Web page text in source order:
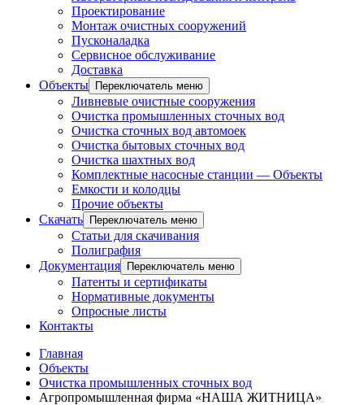
Проектирование
Монтаж очистных сооружений
Пусконаладка
Сервисное обслуживание
Доставка
Объекты
Переключатель меню
Ливневые очистные сооружения
Очистка промышленных сточных вод
Очистка сточных вод автомоек
Очистка бытовых сточных вод
Очистка шахтных вод
Комплектные насосные станции — Объекты
Емкости и колодцы
Прочие объекты
Скачать
Переключатель меню
Статьи для скачивания
Полиграфия
Документация
Переключатель меню
Патенты и сертификаты
Нормативные документы
Опросные листы
Контакты
Главная
Объекты
Очистка промышленных сточных вод
Агропромышленная фирма «НАША ЖИТНИЦА»